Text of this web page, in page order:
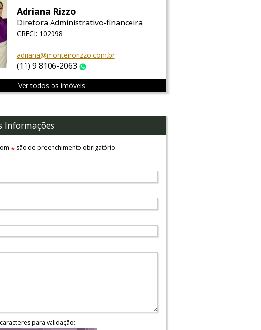
Adriana Rizzo
Diretora Administrativo-financeira
CRECI: 102098
adriana@monteirorizzo.com.br
(11) 9 8106-2063
Ver todos os imóveis
Informações
* são de preenchimento obrigatório.
para validação: